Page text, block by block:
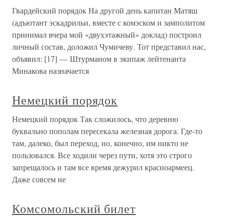
Гвардейский порядок На другой день капитан Матяш
(адъютант эскадрильи, вместе с комэском и замполитом
принимал вчера мой «двухэтажный» доклад) построил
личный состав, доложил Чумичеву. Тот представил нас,
объявил: [17] — Штурманом в экипаж лейтенанта
Минакова назначается
Немецкий порядок
Немецкий порядок Так сложилось, что деревню
буквально пополам пересекала железная дорога. Где-то
там, далеко, был переход, но, конечно, им никто не
пользовался. Все ходили через пути, хотя это строго
запрещалось и там все время дежурил красноармеец.
Даже совсем не
Комсомольский билет